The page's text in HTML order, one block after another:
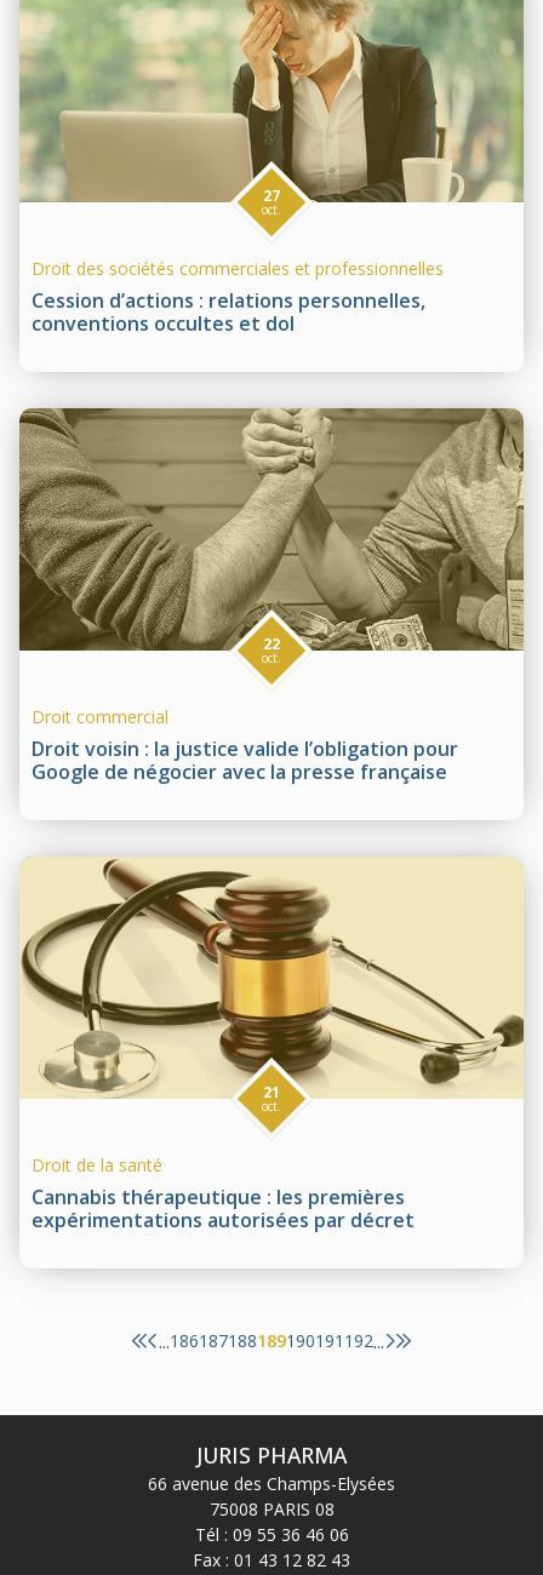
Cession d’actions : relations personnelles,
conventions occultes et dol
27
oct.
Droit des sociétés commerciales et professionnelles
Droit voisin : la justice valide l’obligation pour
Google de négocier avec la presse française
22
oct.
Droit commercial
Cannabis thérapeutique : les premières
expérimentations autorisées par décret
21
oct.
Droit de la santé
...186187188189190191 192...
JURIS PHARMA
66 avenue des Champs-Elysées
75008 PARIS 08
Tél : 09 55 36 46 06
Fax : 01 43 12 82 43